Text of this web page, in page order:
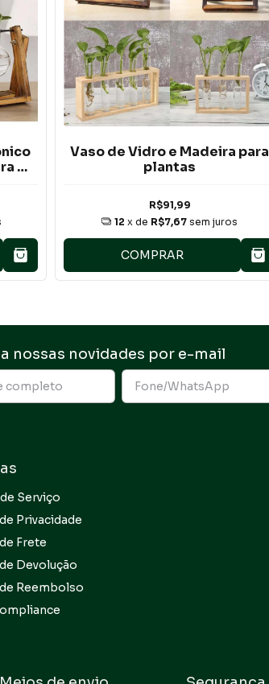
e
Vaso de Vidro e Madeira para
plantas
R$91,99
12 x de R$7,67 sem juros
COMPRAR
nossas novidades por e-mail
Serviço
Privacidade
Frete
Devolução
Reembolso